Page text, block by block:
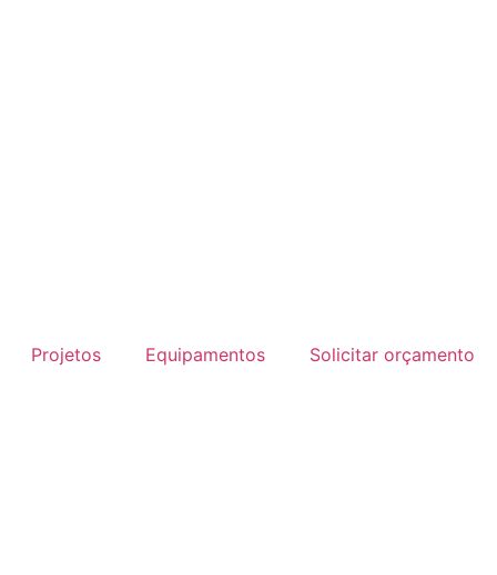
Projetos Equipamentos Solicitar orçamento